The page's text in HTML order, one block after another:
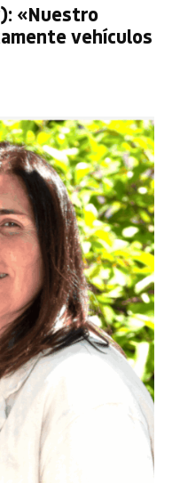
«Nuestro
vehículos